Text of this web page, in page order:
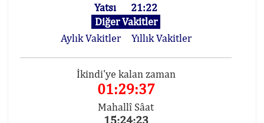
Yatsı
21:22
Diğer Vakitler
Aylık Vakitler
Yıllık Vakitler
İkindi'ye kalan zaman
01:29:37
Mahallî Sâat
15:24:23